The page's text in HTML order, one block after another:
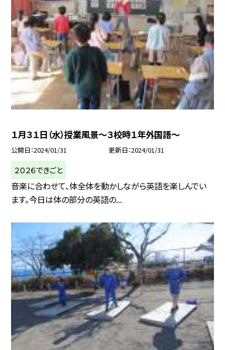
１月３１日（水）授業風景〜３校時１年外国語〜
公開日 2024/01/31 更新日 2024/01/31
２０２６できごと
音楽に合わせて、体全体を動かしながら英語を楽しんでい
ます。今日は体の部分の英語の...